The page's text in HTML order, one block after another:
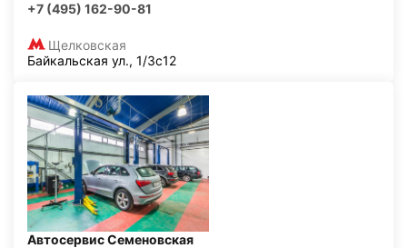
+7 (495) 162-90-81
Щелковская
Байкальская ул., 1/3с12
Автосервис Семеновская